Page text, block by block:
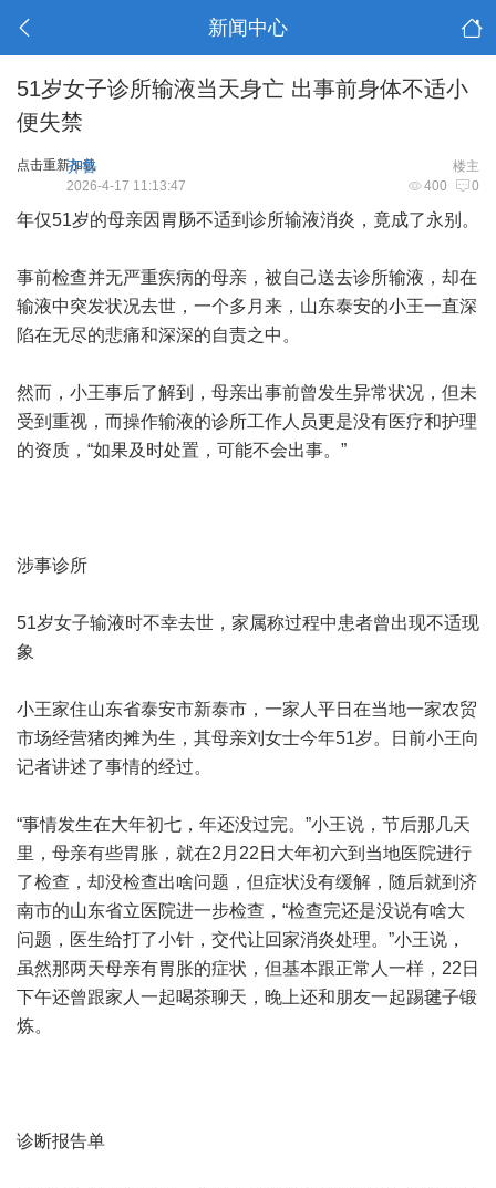
新闻中心
51岁女子诊所输液当天身亡 出事前身体不适小
便失禁
点击重新加载 楼主
齐鲁
400 0
2026-4-17 11:13:47
年仅51岁的母亲因胃肠不适到诊所输液消炎，竟成了永别。
事前检查并无严重疾病的母亲，被自己送去诊所输液，却在
输液中突发状况去世，一个多月来，山东泰安的小王一直深
陷在无尽的悲痛和深深的自责之中。
然而，小王事后了解到，母亲出事前曾发生异常状况，但未
受到重视，而操作输液的诊所工作人员更是没有医疗和护理
的资质，“如果及时处置，可能不会出事。”
涉事诊所
51岁女子输液时不幸去世，家属称过程中患者曾出现不适现
象
小王家住山东省泰安市新泰市，一家人平日在当地一家农贸
市场经营猪肉摊为生，其母亲刘女士今年51岁。日前小王向
记者讲述了事情的经过。
“事情发生在大年初七，年还没过完。”小王说，节后那几天
里，母亲有些胃胀，就在2月22日大年初六到当地医院进行
了检查，却没检查出啥问题，但症状没有缓解，随后就到济
南市的山东省立医院进一步检查，“检查完还是没说有啥大
问题，医生给打了小针，交代让回家消炎处理。”小王说，
虽然那两天母亲有胃胀的症状，但基本跟正常人一样，22日
下午还曾跟家人一起喝茶聊天，晚上还和朋友一起踢毽子锻
炼。
诊断报告单